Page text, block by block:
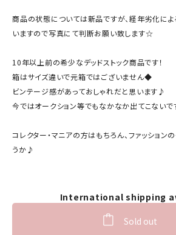
商品の状態については新品ですが、経年劣化に
いますので写真にて判断お願い致します☆
10年以上前の希少なデッドストック商品です！
箱はサイズ違いで元箱ではございません◆
ビンテージ感があっておしゃれだと思います♪
今ではオークション等でもなかなか出てこないです
コレクター・マニアの方はもちろん、ファッション
うか♪
International shipping
Sold out